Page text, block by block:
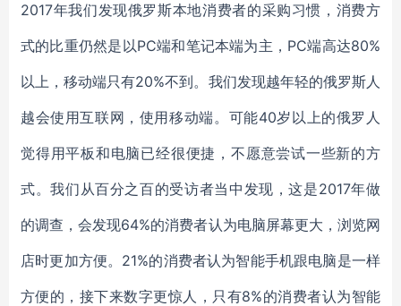
2017年我们发现俄罗斯本地消费者的采购习惯，消费方
式的比重仍然是以PC端和笔记本端为主，PC端高达80%
以上，移动端只有20%不到。我们发现越年轻的俄罗斯人
越会使用互联网，使用移动端。可能40岁以上的俄罗人
觉得用平板和电脑已经很便捷，不愿意尝试一些新的方
式。我们从百分之百的受访者当中发现，这是2017年做
的调查，会发现64%的消费者认为电脑屏幕更大，浏览网
店时更加方便。21%的消费者认为智能手机跟电脑是一样
方便的，接下来数字更惊人，只有8%的消费者认为智能